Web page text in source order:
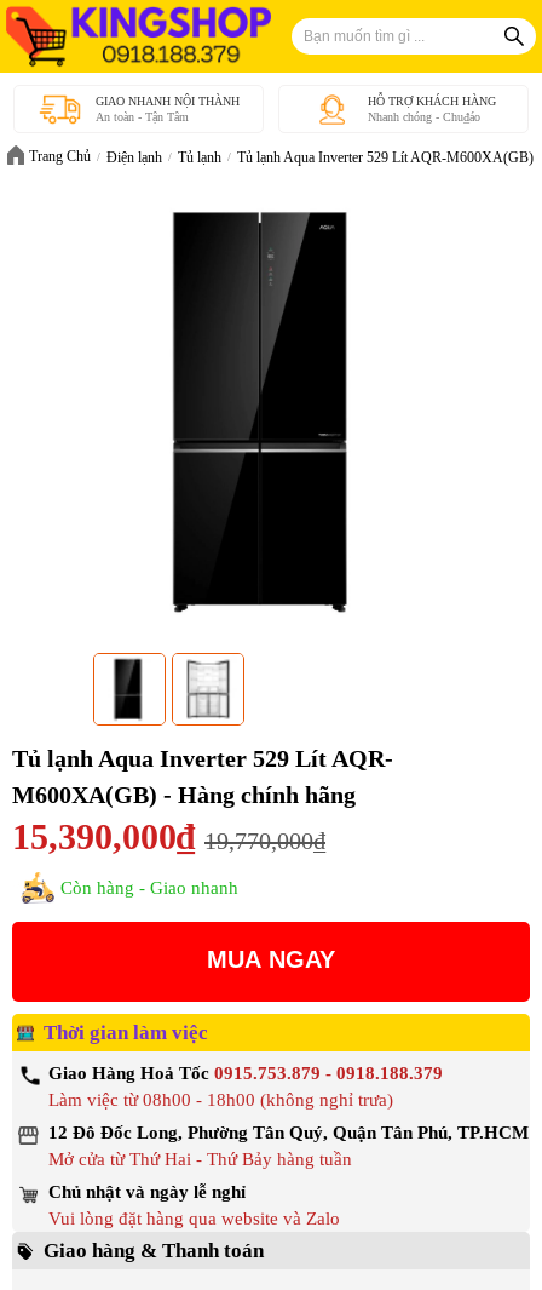
GIAO NHANH NỘI THÀNH
An toàn - Tận Tâm
HỖ TRỢ KHÁCH HÀNG
Nhanh chóng - Chu₫áo
Trang Chủ Điện lạnh Tủ lạnh Tủ lạnh Aqua Inverter 529 Lít AQR-M600XA(GB)
Tủ lạnh Aqua Inverter 529 Lít AQR-
M600XA(GB) - Hàng chính hãng
15,390,000₫ 19,770,000₫
Còn hàng - Giao nhanh
MUA NGAY
Thời gian làm việc
Giao Hàng Hoả Tốc 0915.753.879 - 0918.188.379
Làm việc từ 08h00 - 18h00 (không nghỉ trưa)
12 Đô Đốc Long, Phường Tân Quý, Quận Tân Phú, TP.HCM
Mở cửa từ Thứ Hai - Thứ Bảy hàng tuần
Chủ nhật và ngày lễ nghỉ
Vui lòng đặt hàng qua website và Zalo
Giao hàng & Thanh toán